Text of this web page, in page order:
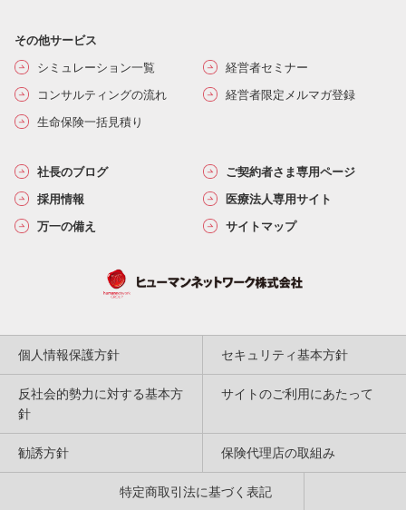
その他サービス
シミュレーション一覧
経営者セミナー
コンサルティングの流れ
経営者限定メルマガ登録
生命保険一括見積り
社長のブログ
ご契約者さま専用ページ
採用情報
医療法人専用サイト
万一の備え
サイトマップ
個人情報保護方針 セキュリティ基本方針
反社会的勢力に対する基本方
針
サイトのご利用にあたって
勧誘方針 保険代理店の取組み
特定商取引法に基づく表記